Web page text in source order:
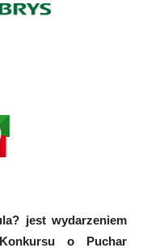
jest wydarzeniem
o Puchar